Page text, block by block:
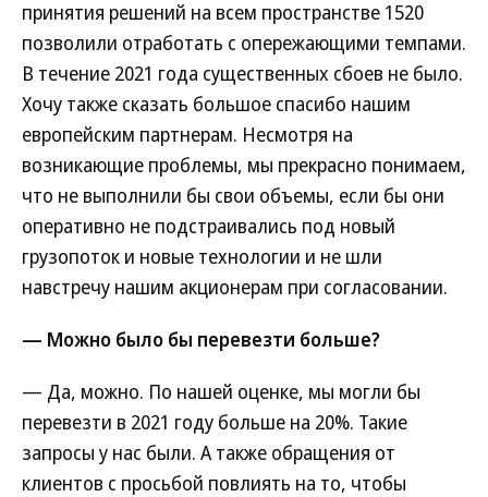
принятия решений на всем пространстве 1520
позволили отработать с опережающими темпами.
В течение 2021 года существенных сбоев не было.
Хочу также сказать большое спасибо нашим
европейским партнерам. Несмотря на
возникающие проблемы, мы прекрасно понимаем,
что не выполнили бы свои объемы, если бы они
оперативно не подстраивались под новый
грузопоток и новые технологии и не шли
навстречу нашим акционерам при согласовании.
— Можно было бы перевезти больше?
— Да, можно. По нашей оценке, мы могли бы
перевезти в 2021 году больше на 20%. Такие
запросы у нас были. А также обращения от
клиентов с просьбой повлиять на то, чтобы